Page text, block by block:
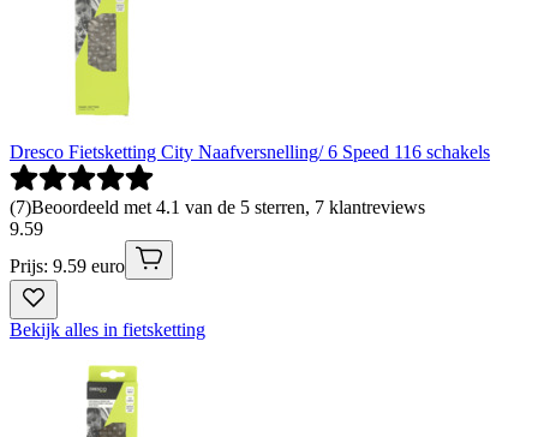
Dresco Fietsketting City Naafversnelling/ 6 Speed 116 schakels
(7)Beoordeeld met 4.1 van de 5 sterren, 7 klantreviews
9.59
Prijs: 9.59 euro
Bekijk alles in fietsketting